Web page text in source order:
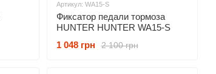
Артикул: WA15-S
Фиксатор педали тормоза
HUNTER HUNTER WA15-S
2 100 грн
1 048 грн